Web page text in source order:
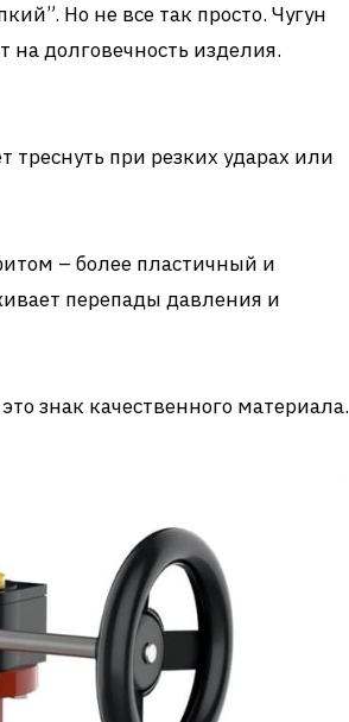
Но не все так просто. Чугун
на долговечность изделия.
при резких ударах или
– более пластичный и
перепады давления и
знак качественного материала.